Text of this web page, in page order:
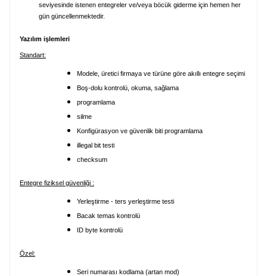
seviyesinde istenen entegreler ve/veya böcük giderme için hemen her
gün güncellenmektedir.
Yazılım işlemleri
Standart:
Modele, üretici firmaya ve türüne göre akıllı entegre seçimi
Boş-dolu kontrolü, okuma, sağlama
programlama
silme
Konfigürasyon ve güvenlik biti programlama
illegal bit testi
checksum
Entegre fiziksel güvenliği :
Yerleştirme - ters yerleştirme testi
Bacak temas kontrolü
ID byte kontrolü
Özel:
Seri numarası kodlama (artan mod)